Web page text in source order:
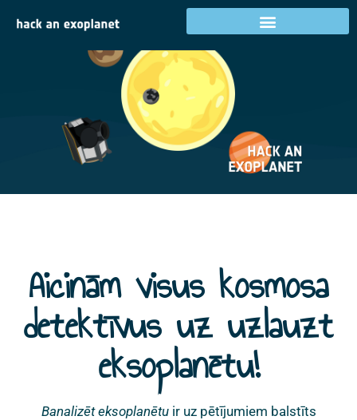
Aicinām visus kosmosa
detektīvus uz uzlauzt
eksoplanētu!
Banalizēt eksoplanētuir uz pētījumiem balstīts